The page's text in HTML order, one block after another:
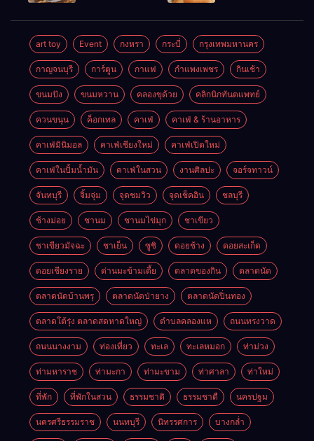
art toy Event กงหรา กระบี่ กรุงเทพมหานคร
กาญจนบุรี การ์ตูน กาแฟ กำแพงเพชร กินเช้า
ขนมปัง ขนมหวาน คลองขุด้วย คลิกนิกทันตแพทย์
ควนขนุน ค็อกเทล คาเฟ่ คาเฟ่ & ร้านอาหาร
คาเฟ่มินิมอล คาเฟ่เชียงใหม่ คาเฟ่เปิดใหม่
คาเฟ่ในปั้มน้ำมัน คาเฟ่ในสวน งานศิลปะ จอร์จทาวน์
จันทบุรี จิ้มจุ่ม จุดชมวิว จุดเช็คอิน ชลบุรี
ช้างม่อย ชานม ชานมไข่มุก ชาเขียว
ชาเขียวมัจฉะ ชาเย็น ซูชิ ดอยช้าง ดอยสะเก็ด
ดอยเชียงราย ด่านมะข้ามเตี้ย ตลาดของกิน ตลาดนัด
ตลาดนัดบ้านพรุ ตลาดนัดป่ายาง ตลาดนัดปิ่นทอง
ตลาดโต้รุ่ง ตลาดสดหาดใหญ่ ตำบลคลองแห ถนนทรงวาด
ถนนนางงาม ท่องเที่ยว ทะเล ทะเลหมอก ท่าม่วง
ท่ามหาราช ท่ามะกา ท่ามะขาม ท่าศาลา ท่าใหม่
ที่พัก ที่พักในสวน ธรรมชาติ ธรรมชาตื นครปฐม
นครศรีธรรมราช นนทบุรี นิทรรศการ บางกล่ำ